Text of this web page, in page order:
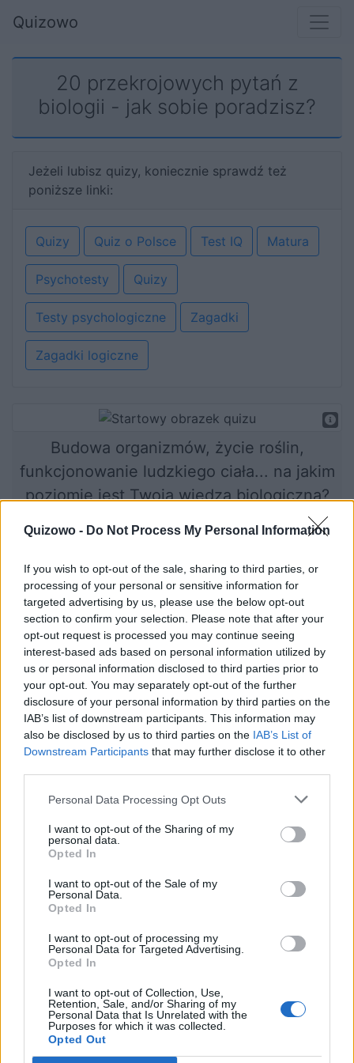
Quizowo - Do Not Process My Personal Information
If you wish to opt-out of the sale, sharing to third parties, or
processing of your personal or sensitive information for
targeted advertising by us, please use the below opt-out
section to confirm your selection. Please note that after your
opt-out request is processed you may continue seeing
interest-based ads based on personal information utilized by
us or personal information disclosed to third parties prior to
your opt-out. You may separately opt-out of the further
disclosure of your personal information by third parties on the
IAB’s list of downstream participants. This information may
also be disclosed by us to third parties on the IAB’s List of
Downstream Participants that may further disclose it to other
Personal Data Processing Opt Outs
I want to opt-out of the Sharing of my
personal data.
Opted In
I want to opt-out of the Sale of my
Personal Data.
Opted In
I want to opt-out of processing my
Personal Data for Targeted Advertising.
Opted In
I want to opt-out of Collection, Use,
Retention, Sale, and/or Sharing of my
Personal Data that Is Unrelated with the
Purposes for which it was collected.
Opted Out
Quizowo
20 przekrojowych pytań z
biologii - jak sobie poradzisz?
Jeżeli lubisz quizy, koniecznie sprawdź też
poniższe linki:
Quizy Quiz o Polsce Test IQ Matura
Psychotesty Quizy
Testy psychologiczne Zagadki
Zagadki logiczne
Budowa organizmów, życie roślin,
funkcjonowanie ludzkiego ciała... na jakim
poziomie jest Twoja wiedza biologiczna?
Rozpocznij quiz
Czy zdałbyś maturę z biologii?
Biologia - ile pamiętasz z
podstawówki?
zdobędziesz co najmniej 8
punktów?
20 przekrojowych pytań z